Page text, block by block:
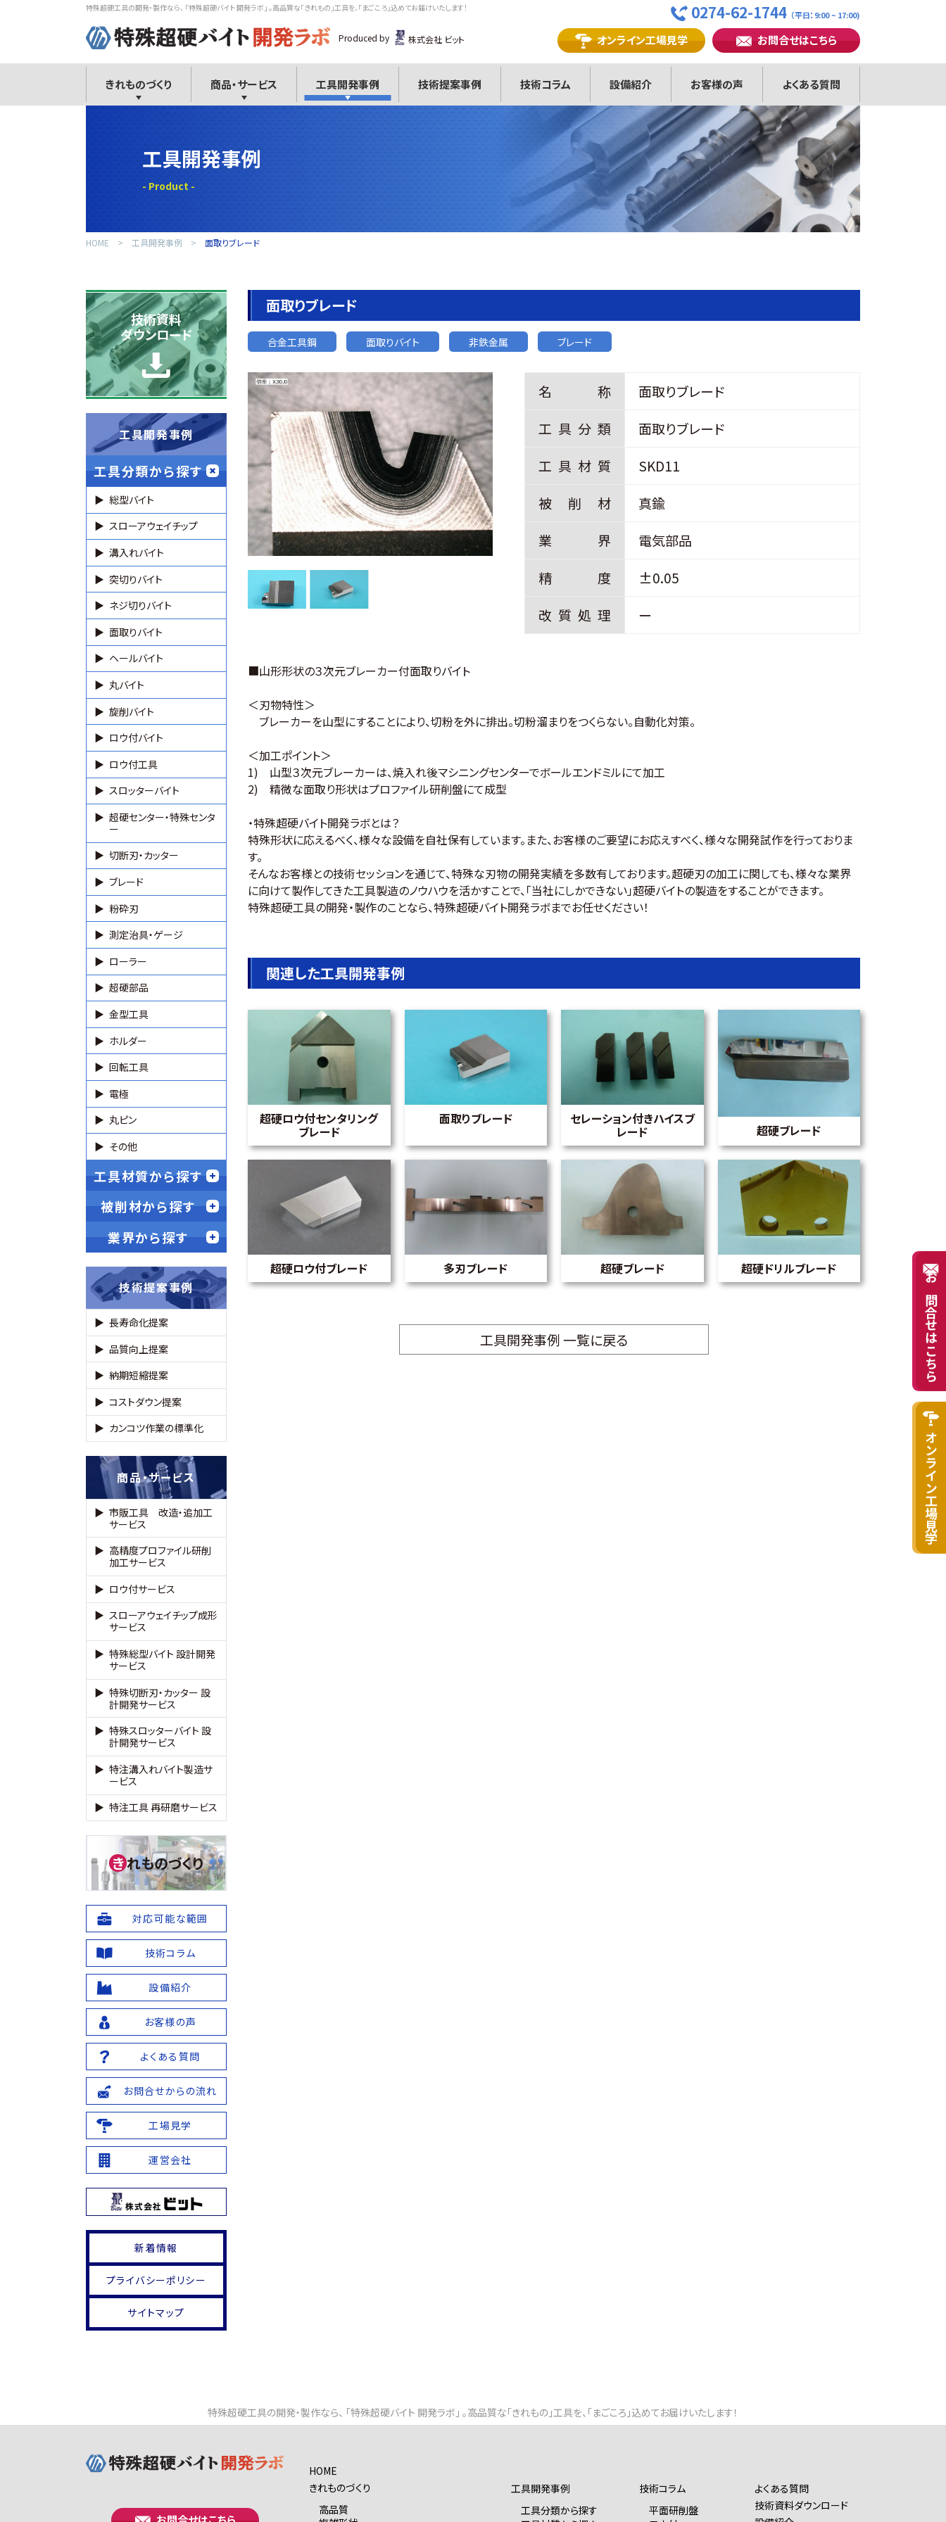
特殊超硬工具の開発・製作なら、 「特殊超硬バイト 開発ラボ」 。高品質な「きれもの」工具を、「まごころ」込めてお届けいたします！
Produced by 株式会社 ビット
きれものづくり 商品・サービス 工具開発事例 技術提案事例 技術コラム 設備紹介 お客様の声 よくある質問
0274-62-1744 （平日：9:00 ~ 17:00)
オンライン工場見学 お問合せはこちら
工具開発事例
HOME 工具開発事例 面取りブレード
面取りブレード
合金工具鋼 面取りバイト 非鉄金属 ブレード
名 称
面取りブレード
工 具 分 類
面取りブレード
工 具 材 質
SKD11
被
削 材
真鍮
業
界
電気部品
精
度
±0.05
改 質 処 理 ー
■山形形状の３次元ブレーカー付面取りバイト
＜刃物特性＞
ブレーカーを山型にすることにより、切粉を外に排出。切粉溜まりをつくらない。自動化対策。
＜加工ポイント＞
1) 山型３次元ブレーカーは、焼入れ後マシニングセンターでボールエンドミルにて加工
2) 精微な面取り形状はプロファイル研削盤にて成型
・特殊超硬バイト開発ラボとは？
特殊形状に応えるべく、様々な設備を自社保有しています。また、お客様のご要望にお応えすべく、様々な開発試作を行っておりま
す。
そんなお客様との技術セッションを通じて、特殊な刃物の開発実績を多数有しております。超硬刃の加工に関しても、様々な業界
に向けて製作してきた工具製造のノウハウを活かすことで、「当社にしかできない」超硬バイトの製造をすることができます。
特殊超硬工具の開発・製作のことなら、特殊超硬バイト開発ラボまでお任せください！
関連した工具開発事例
超硬ロウ付センタリング
ブレード
面取りブレード セレーション付きハイスブ
レード 超硬ブレード
超硬ロウ付ブレード 多刃ブレード 超硬ブレード 超硬ドリルブレード
工具開発事例 一覧に戻る
技術資料
ダウンロード
工具開発事例
工具分類から探す
総型バイト
スローアウェイチップ
溝入れバイト
突切りバイト
ネジ切りバイト
面取りバイト
ヘールバイト
丸バイト
旋削バイト
ロウ付バイト
ロウ付工具
スロッターバイト
超硬センター・特殊センタ
ー
切断刃・カッター
ブレード
粉砕刃
測定治具・ゲージ
ローラー
超硬部品
金型工具
ホルダー
回転工具
電極
丸ピン
その他
工具材質から探す
被削材から探す
業界から探す
技術提案事例
長寿命化提案
品質向上提案
納期短縮提案
コストダウン提案
カンコツ作業の標準化
商品・サービス
市販工具 改造・追加工
サービス
高精度プロファイル研削
加工サービス
ロウ付サービス
スローアウェイチップ成形
サービス
特殊総型バイト 設計開発
サービス
特殊切断刃・カッター 設
計開発サービス
特殊スロッターバイト 設
計開発サービス
特注溝入れバイト製造サ
ービス
特注工具 再研磨サービス
きれものづくり
対応可能な範囲
技術コラム
設備紹介
お客様の声
よくある質問
お問合せからの流れ
工場見学
運営会社
新着情報
プライバシーポリシー
サイトマップ
お問合せはこちら
オンライン工場見学
特殊超硬工具の開発・製作なら、 「特殊超硬バイト 開発ラボ」 。高品質な「きれもの」工具を、「まごころ」込めてお届けいたします！
HOME
きれものづくり
高品質
工具開発事例
工具分類から探す
技術コラム
平面研削盤
よくある質問
技術資料ダウンロード